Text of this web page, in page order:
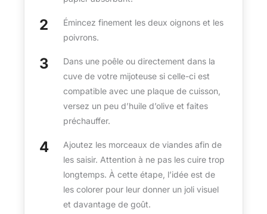
Émincez finement les deux oignons et les
poivrons.
Dans une poêle ou directement dans la
cuve de votre mijoteuse si celle-ci est
compatible avec une plaque de cuisson,
versez un peu d’huile d’olive et faites
préchauffer.
Ajoutez les morceaux de viandes afin de
les saisir. Attention à ne pas les cuire trop
longtemps. À cette étape, l’idée est de
les colorer pour leur donner un joli visuel
et davantage de goût.